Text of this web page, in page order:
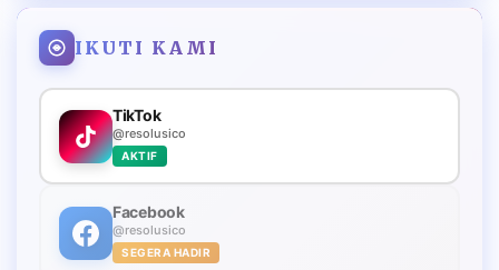
IKUTI KAMI
TikTok
@resolusico
AKTIF
Facebook
@resolusico
SEGERA HADIR